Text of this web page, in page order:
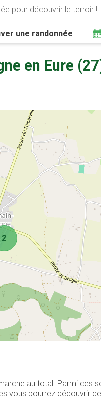
pour découvrir le terroir !
une randonnée
en Eure
2
au total. Parmi ces
vous pourrez découvrir